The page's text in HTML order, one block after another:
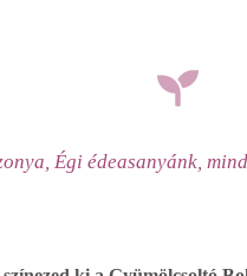
Égi édeasanyánk,